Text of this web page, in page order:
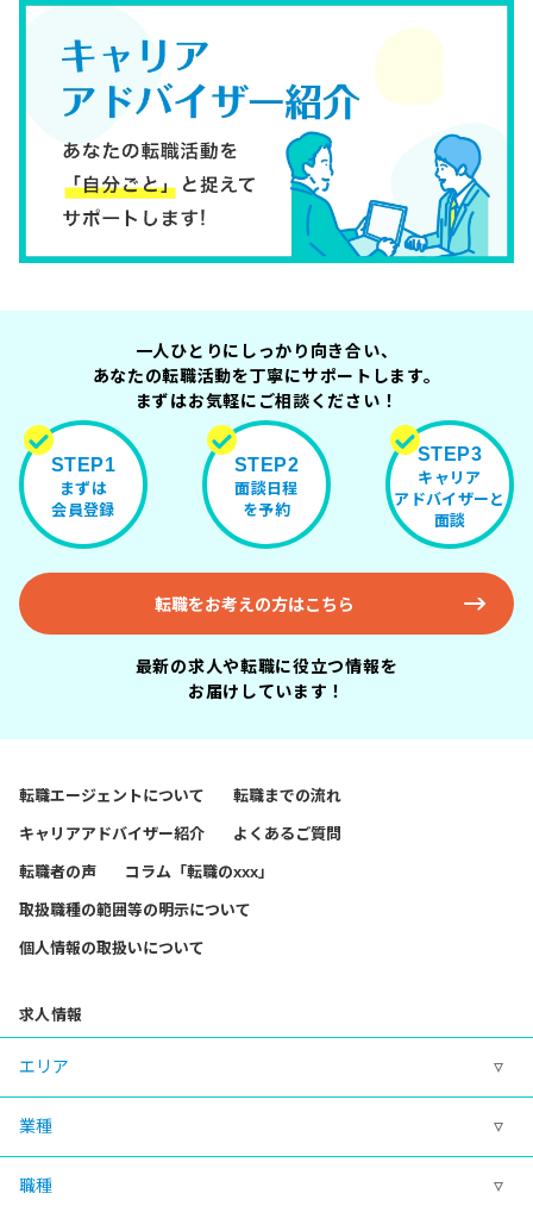
一人ひとりにしっかり向き合い、
あなたの転職活動を丁寧にサポートします。
まずはお気軽にご相談ください！
STEP1
まずは
会員登録
STEP2
面談日程
を予約
STEP3
キャリア
アドバイザーと
面談
転職をお考えの方はこちら
最新の求人や転職に役立つ情報を
お届けしています！
転職エージェントについて 転職までの流れ
キャリアアドバイザー紹介 よくあるご質問
転職者の声 コラム「転職のxxx」
取扱職種の範囲等の明示について
個人情報の取扱いについて
求人情報
エリア
業種
職種